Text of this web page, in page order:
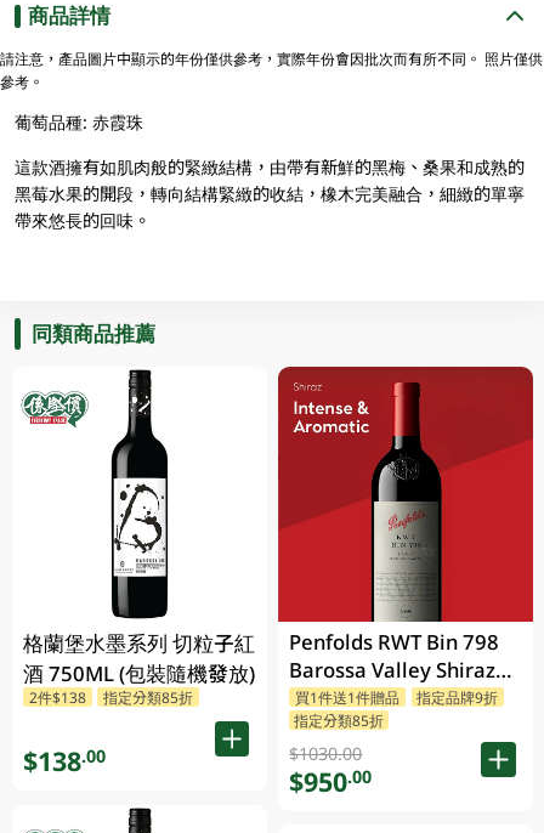
商品詳情
請注意，產品圖片中顯示的年份僅供參考，實際年份會因批次而有所不同。 照片僅供
參考。
葡萄品種: 赤霞珠
這款酒擁有如肌肉般的緊緻結構，由帶有新鮮的黑梅、桑果和成熟的
黑莓水果的開段，轉向結構緊緻的收結，橡木完美融合，細緻的單寧
帶來悠長的回味。
同類商品推薦
格蘭堡水墨系列 切粒子紅
酒 750ML (包裝隨機發放)
2件$138 指定分類85折
$138.00
Penfolds RWT Bin 798
Barossa Valley Shiraz
750ML
買1件送1件贈品
指定品牌9折
指定分類85折
$1030.00
$950.00